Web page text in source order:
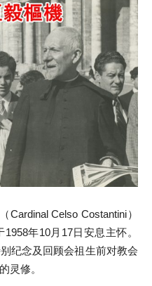
Celso Costantini）
年10月17日安息主怀。
纪念及回顾会祖生前对教会
灵修。